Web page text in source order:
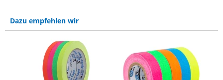
Dazu empfehlen wir